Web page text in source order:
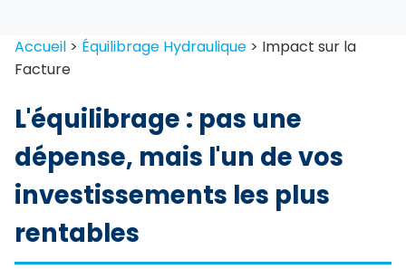
Accueil > Équilibrage Hydraulique > Impact sur la
Facture
L'équilibrage : pas une
dépense, mais l'un de vos
investissements les plus
rentables